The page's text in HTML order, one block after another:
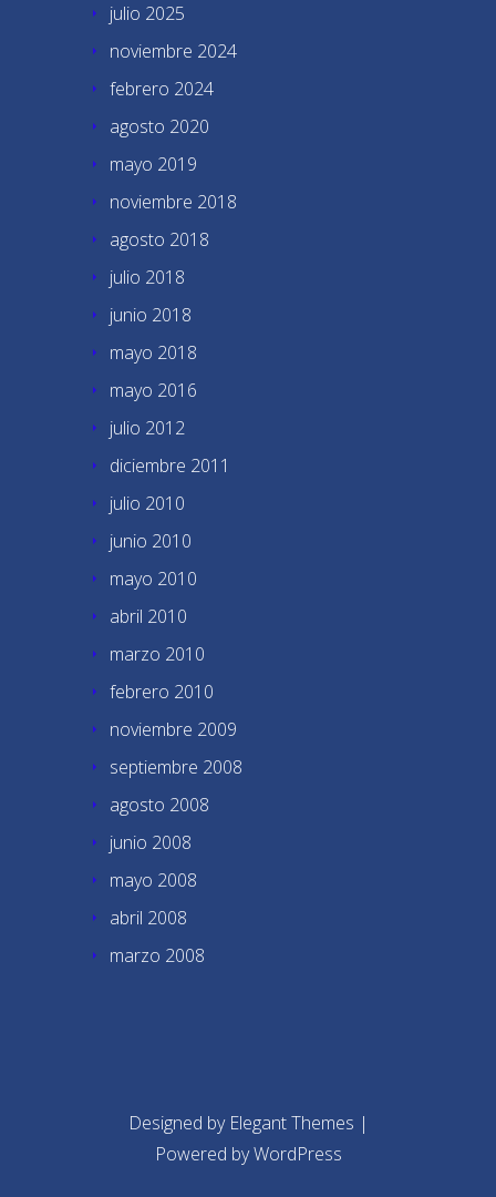
julio 2025
noviembre 2024
febrero 2024
agosto 2020
mayo 2019
noviembre 2018
agosto 2018
julio 2018
junio 2018
mayo 2018
mayo 2016
julio 2012
diciembre 2011
julio 2010
junio 2010
mayo 2010
abril 2010
marzo 2010
febrero 2010
noviembre 2009
septiembre 2008
agosto 2008
junio 2008
mayo 2008
abril 2008
marzo 2008
Designed by Elegant Themes |
Powered byWordPress